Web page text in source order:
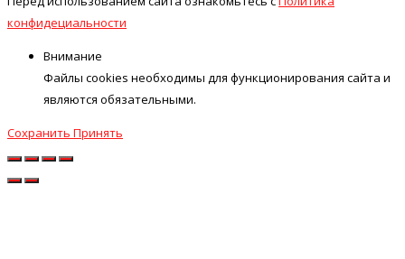
конфидециальности
Внимание
Файлы cookies необходимы для функционирования сайта и
являются обязательными.
Сохранить Принять